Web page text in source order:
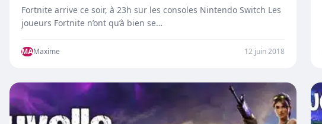
Fortnite arrive ce soir, à 23h sur les consoles Nintendo Switch Les
joueurs Fortnite n’ont qu’à bien se…
MAMaxime 12 juin 2018